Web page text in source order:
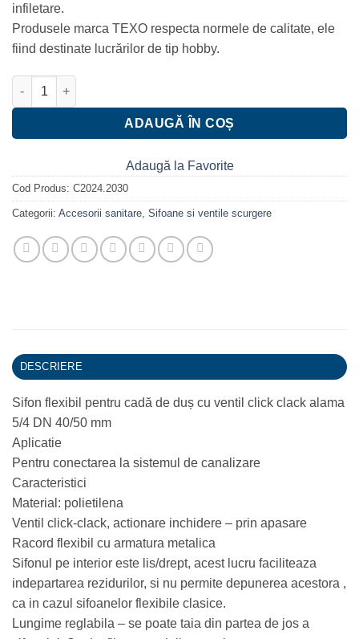
infiletare.
Produsele marca TEXO respecta normele de calitate, ele
fiind destinate lucrărilor de tip hobby.
Cantitate Sifon flexibil cadita dus click-clack actionare la picior
ADAUGĂ ÎN COȘ
Adaugă la Favorite
Cod Produs: C2024.2030
Categorii: Accesorii sanitare Sifoane si ventile scurgere
DESCRIERE
Sifon flexibil pentru cadă de duș cu ventil click clack alama
5/4 DN 40/50 mm
Aplicatie
Pentru conectarea la sistemul de canalizare
Caracteristici
Material: polietilena
Ventil click-clack, actionare inchidere – prin apasare
Racord flexibil cu armatura metalica
Sifonul pe interior este lis/drept, acest lucru faciliteaza
indepartarea rezidurilor, si nu permite depunerea acestora ,
ca in cazul sifoanelor flexibile clasice.
Lungime reglabila – se poate taia din partea de jos a